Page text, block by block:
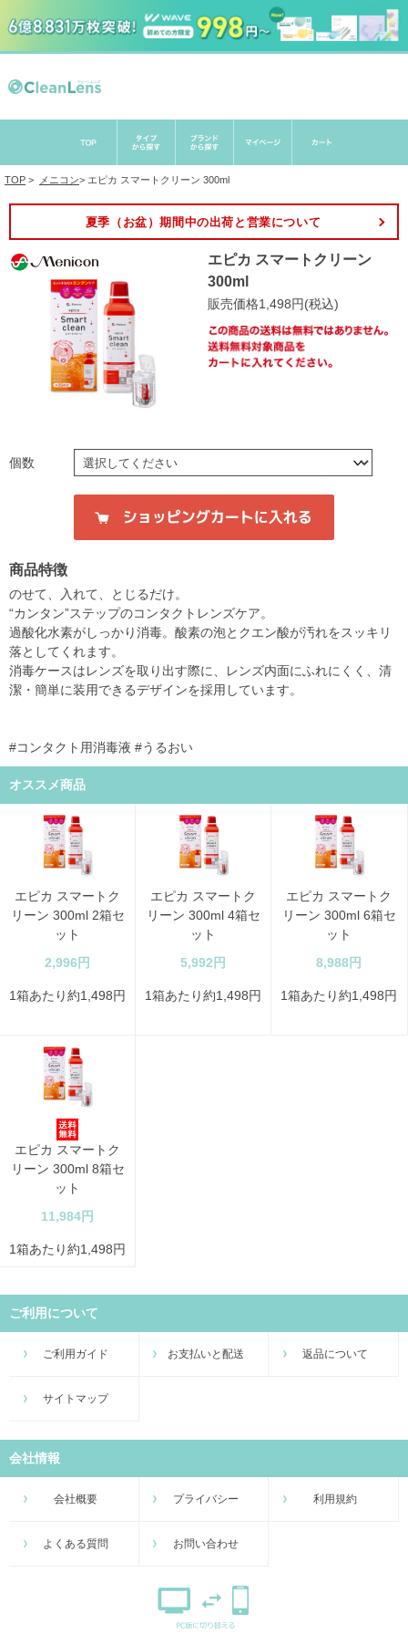
TOP > メニコン> エピカ スマートクリーン 300ml
夏季（お盆）期間中の出荷と営業について
エピカ スマートクリーン
300ml
販売価格1,498円(税込)
個数
商品特徴
のせて、入れて、とじるだけ。
“カンタン”ステップのコンタクトレンズケア。
過酸化水素がしっかり消毒。酸素の泡とクエン酸が汚れをスッキリ
落としてくれます。
消毒ケースはレンズを取り出す際に、レンズ内面にふれにくく、清
潔・簡単に装用できるデザインを採用しています。
#コンタクト用消毒液 #うるおい
オススメ商品
エピカ スマートク
リーン 300ml 2箱セ
ット
2,996円
1箱あたり約1,498円
エピカ スマートク
リーン 300ml 4箱セ
ット
5,992円
1箱あたり約1,498円
エピカ スマートク
リーン 300ml 6箱セ
ット
8,988円
1箱あたり約1,498円
エピカ スマートク
リーン 300ml 8箱セ
ット
11,984円
1箱あたり約1,498円
ご利用について
ご利用ガイド お支払いと配送 返品について
サイトマップ
会社情報
会社概要 プライバシー 利用規約
よくある質問 お問い合わせ